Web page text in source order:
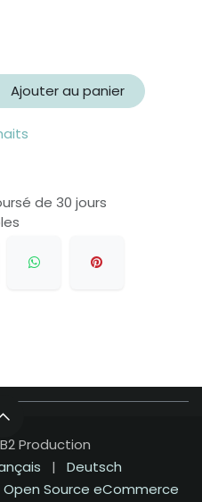
Ajouter au panier
de 30 jours
Production
|
Deutsch
Open Source eCommerce